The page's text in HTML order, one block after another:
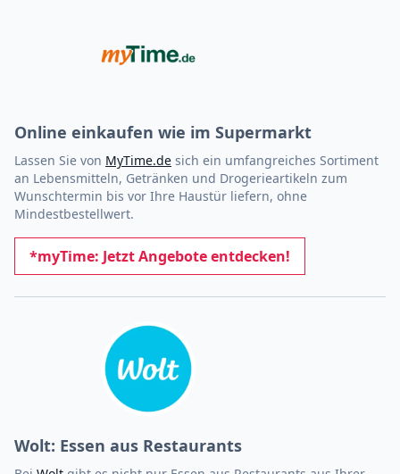
Online einkaufen wie im Supermarkt
Lassen Sie von MyTime.de sich ein umfangreiches Sortiment
an Lebensmitteln, Getränken und Drogerieartikeln zum
Wunschtermin bis vor Ihre Haustür liefern, ohne
Mindestbestellwert.
*myTime: Jetzt Angebote entdecken!
Wolt: Essen aus Restaurants